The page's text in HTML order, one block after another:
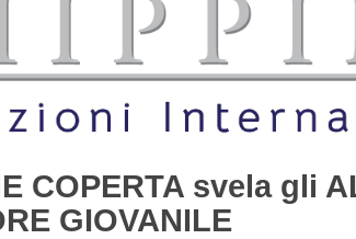
COPERTA svela gli
GIOVANILE